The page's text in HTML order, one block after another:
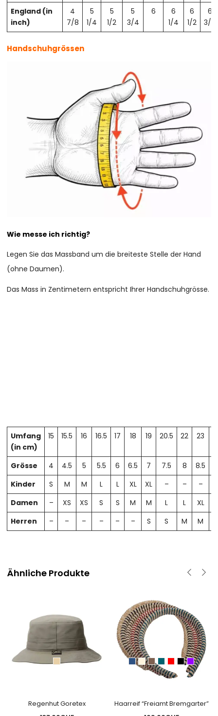
England (in
inch)
4
7/8
5
1/4
5
1/2
5
3/4
6
6
1/4
6
1/2
6
3/4
Handschuhgrössen
Wie messe ich richtig?
Legen Sie das Massband um die breiteste Stelle der Hand
(ohne Daumen).
Das Mass in Zentimetern entspricht Ihrer Handschuhgrösse.
Umfang
(in cm)
15 15.5 16 16.5 17 18 19 20.5 22 23
Grösse 4 4.5 5 5.5 6 6.5 7 7.5 8 8.5
Kinder
S M M L L XL XL – – –
Damen
– XS XS S S M M L L XL
Herren
– – – – – – S S M M
Ähnliche Produkte
Regenhut Goretex
Haarreif “Freiamt Bremgarter”